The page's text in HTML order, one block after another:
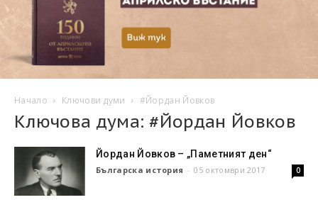
Начало Ключови думи #Йордан Йовков
Ключова дума: #Йордан Йовков
Йордан Йовков – „Паметният ден“
Българска история - 05 октомври 2017 0